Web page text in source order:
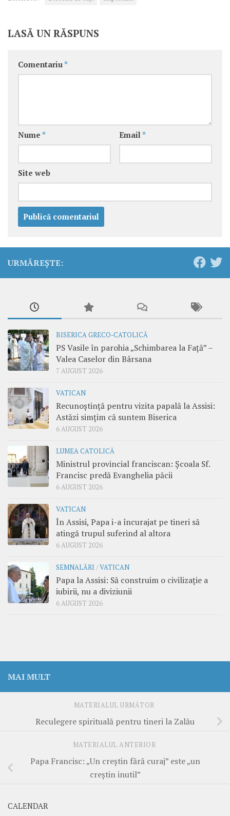
LASĂ UN RĂSPUNS
Comentariu *
Nume * Email *
Site web
URMĂREȘTE:
BISERICA GRECO-CATOLICĂ
PS Vasile în parohia „Schimbarea la Față” –
Valea Caselor din Bârsana
7 AUGUST 2026
VATICAN
Recunoștință pentru vizita papală la Assisi:
Astăzi simțim că suntem Biserica
6 AUGUST 2026
LUMEA CATOLICĂ
Ministrul provincial franciscan: Școala Sf.
Francisc predă Evanghelia păcii
6 AUGUST 2026
VATICAN
În Assisi, Papa i-a încurajat pe tineri să
atingă trupul suferind al altora
6 AUGUST 2026
SEMNALĂRI /VATICAN
Papa la Assisi: Să construim o civilizație a
iubirii, nu a diviziunii
6 AUGUST 2026
MAI MULT
MATERIALUL URMĂTOR
Reculegere spirituală pentru tineri la Zalău
MATERIALUL ANTERIOR
Papa Francisc: „Un creștin fără curaj” este „un
creștin inutil”
CALENDAR